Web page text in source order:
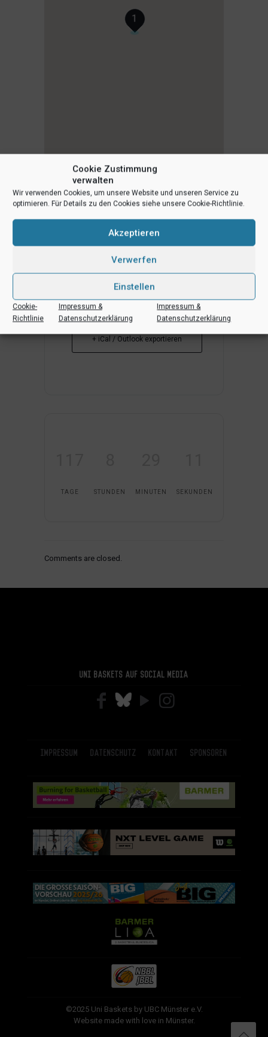
Cookie Zustimmung
verwalten
Wir verwenden Cookies, um unsere Website und unseren Service zu
optimieren. Für Details zu den Cookies siehe unsere Cookie-Richtlinie.
Akzeptieren
Verwerfen
Einstellen
Cookie-
Richtlinie
Impressum &
Datenschutzerklärung
Impressum &
Datenschutzerklärung
1
+ Zu Google Kalender hinzufügen
+ iCal / Outlook exportieren
TAGE STUNDEN MINUTEN SEKUNDEN
Comments are closed.
Uni Baskets auf Social Media
Impressum Datenschutz Kontakt Sponsoren
©2025 Uni Baskets by UBC Münster e.V.
Website made with love in Münster.